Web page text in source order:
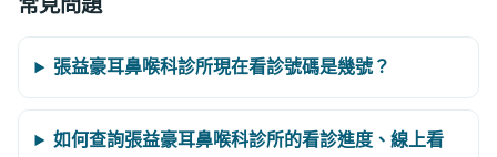
張益豪耳鼻喉科診所現在看診號碼是幾號？
如何查詢張益豪耳鼻喉科診所的看診進度、線上看